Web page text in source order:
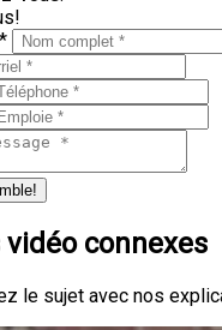
vidéo connexes
le sujet avec nos